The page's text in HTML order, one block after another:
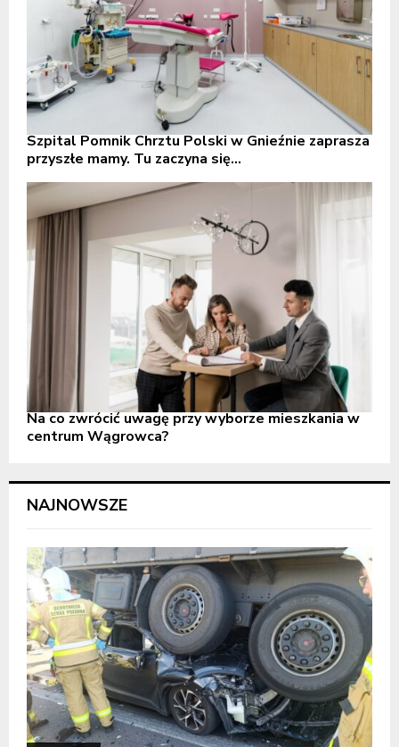
Szpital Pomnik Chrztu Polski w Gnieźnie zaprasza
przyszłe mamy. Tu zaczyna się...
Na co zwrócić uwagę przy wyborze mieszkania w
centrum Wągrowca?
NAJNOWSZE